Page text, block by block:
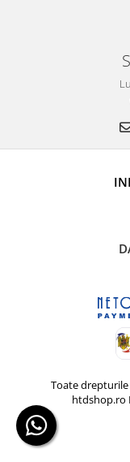
Toate
htdshop.ro